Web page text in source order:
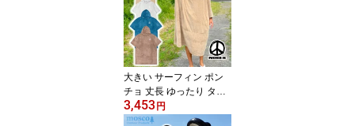
前座席 ウェットスーツシ
ートカバー 子供 ペット
防汚 汚れ防止 車用 座席
カバー サーフィン
大きい サーフィン ポン
チョ 丈長 ゆったり タオ
ル ポンチョ 大人 お着替
えポンチョ ビッグサイズ
3,453円